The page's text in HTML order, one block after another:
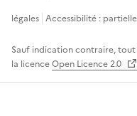
légales Accessibilité :
Sauf indication contraire, tout
la licenceOpen Licence 2.0